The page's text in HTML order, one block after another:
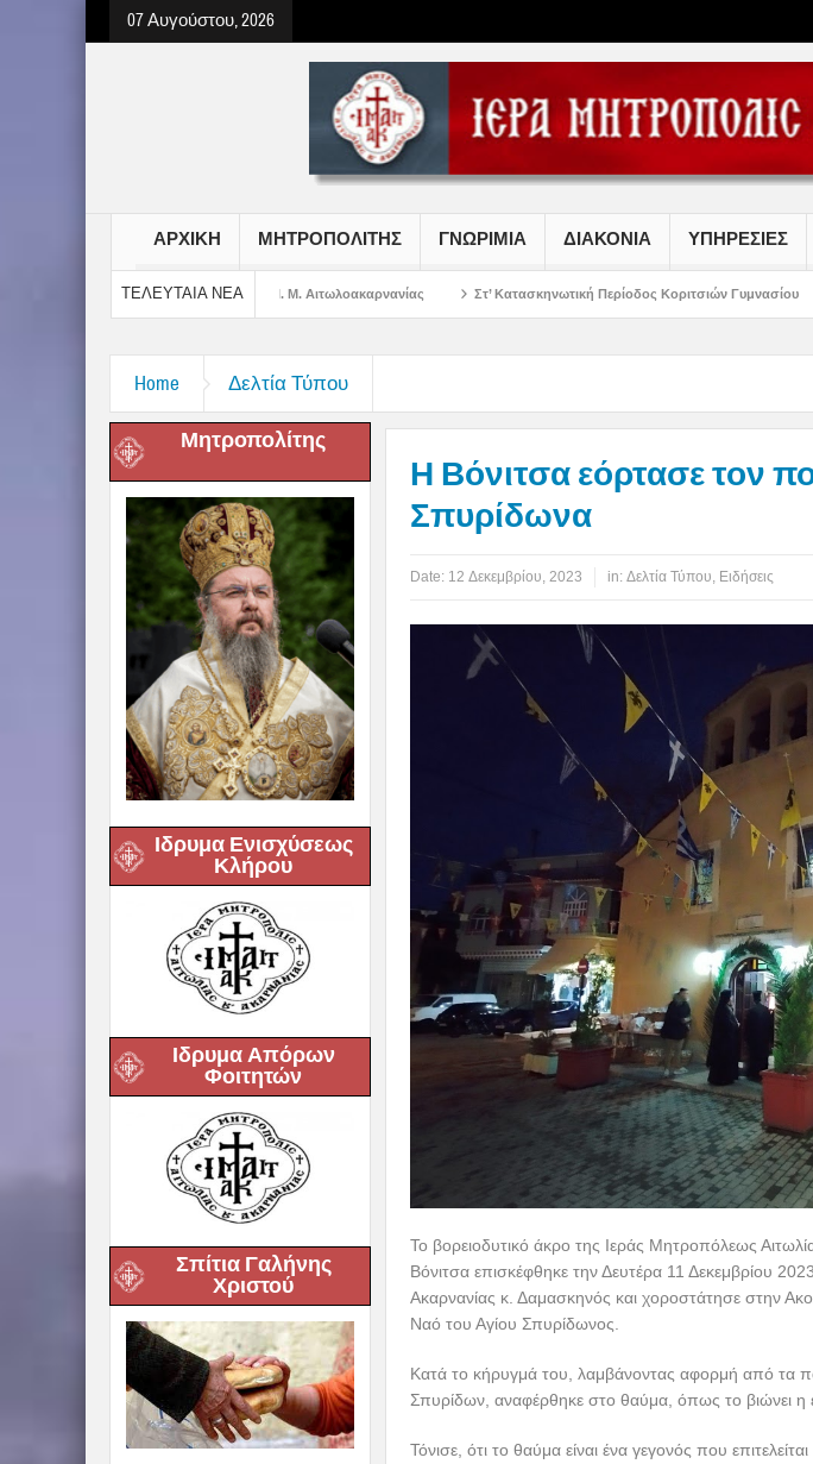
07 Αυγούστου, 2026
ΑΡΧΙΚΗ ΜΗΤΡΟΠΟΛΙΤΗΣ ΓΝΩΡΙΜΙΑ ΔΙΑΚΟΝΙΑ ΥΠΗΡΕΣΙΕΣ
ΤΕΛΕΥΤΑΙΑ ΝΕΑ
Χριστού στην Ι. Μ. Αιτωλοακαρνανίας Στ’ Κατασκηνωτική Περίοδος Κοριτσιών Γυμνασίου Παρακλήσεις
Home Δελτία Τύπου
Μητροπολίτης
Ιδρυμα Ενισχύσεως
Κλήρου
Ιδρυμα Απόρων
Φοιτητών
Σπίτια Γαλήνης
Χριστού
Η Βόνιτσα εόρτασε τον
Σπυρίδωνα
Date: 12 Δεκεμβρίου, 2023 in: Δελτία Τύπου, Ειδήσεις
Το βορειοδυτικό άκρο της Ιεράς Μητροπόλεως
Βόνιτσα επισκέφθηκε την Δευτέρα 11 Δεκεμβρίου
Ακαρνανίας κ. Δαμασκηνός και χοροστάτησε στην
Ναό του Αγίου Σπυρίδωνος.
Κατά το κήρυγμά του, λαμβάνοντας αφορμή από τα
Σπυρίδων, αναφέρθηκε στο θαύμα, όπως το βιώνει η
Τόνισε, ότι το θαύμα είναι ένα γεγονός που